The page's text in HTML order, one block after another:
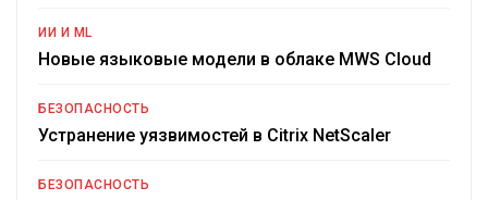
ИИ И ML
Новые языковые модели в облаке MWS Cloud
БЕЗОПАСНОСТЬ
Устранение уязвимостей в Citrix NetScaler
БЕЗОПАСНОСТЬ